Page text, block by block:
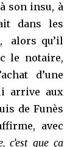
son insu, à
dans les
alors qu’il
le notaire,
d’une
arrive aux
de Funès
avec
c’est que ça